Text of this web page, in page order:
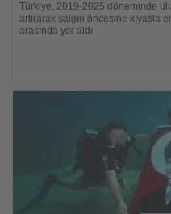
Türkiye, 2019-2025 döneminde
artırarak salgın öncesine kıyasla
arasında yer aldı